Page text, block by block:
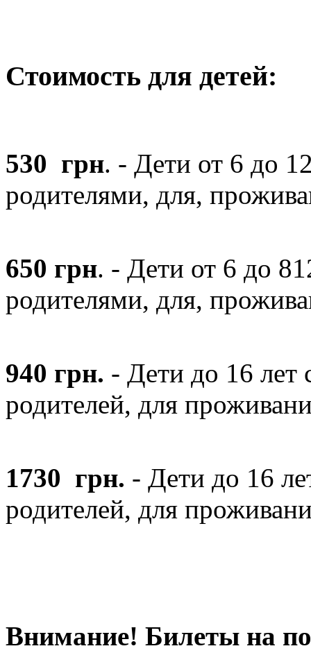
Стоимость для детей:
530 грн. - Дети от 6 до
родителями, для,
650 грн. - Дети от 6 до 8
родителями, для,
940 грн. - Дети до 16 лет
родителей, для
1730 грн. - Дети до 16
родителей, для
Внимание! Билеты на